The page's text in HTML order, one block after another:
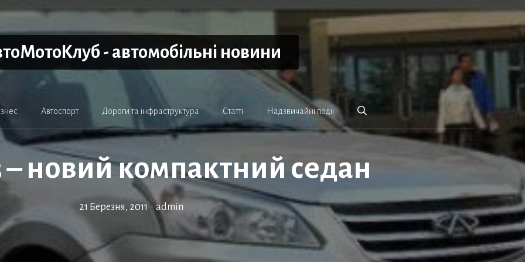
- автомобільні новини
Автоспорт Дороги та інфраструктура Статті Надзвичайні події
– новий компактний седан
21 Березня, 2011 • admin